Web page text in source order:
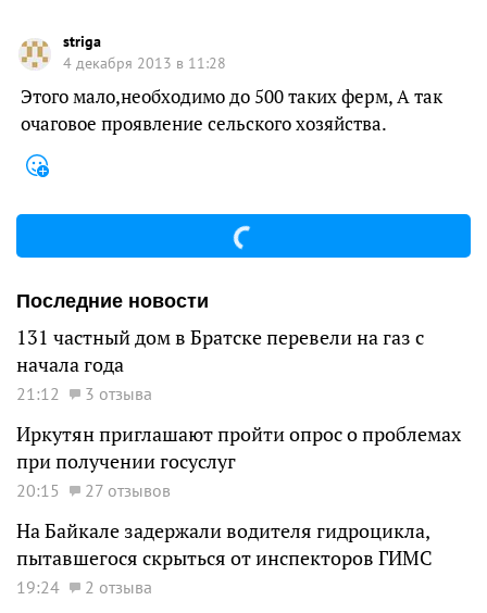
striga
4 декабря 2013 в 11:28
Этого мало,необходимо до 500 таких ферм, А так
очаговое проявление сельского хозяйства.
Последние новости
131 частный дом в Братске перевели на газ с
начала года
21:12 3 отзыва
Иркутян приглашают пройти опрос о проблемах
при получении госуслуг
20:15 27 отзывов
На Байкале задержали водителя гидроцикла,
пытавшегося скрыться от инспекторов ГИМС
19:24 2 отзыва